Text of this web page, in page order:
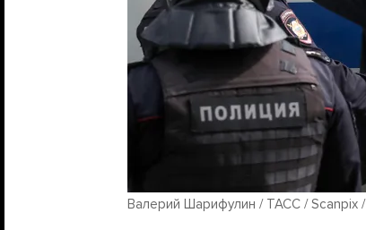
Валерий Шарифулин / ТАСС / Scanpix /